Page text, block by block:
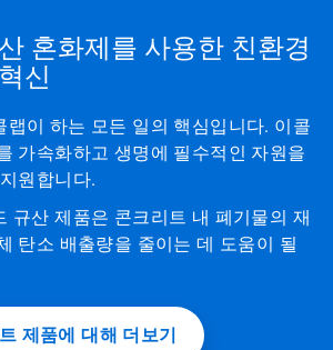
혼화제를 사용한 친환경
신
랩이 하는 모든 일의 핵심입니다. 이콜
가속화하고 생명에 필수적인 자원을
원합니다.
규산 제품은 콘크리트 내 폐기물의 재
탄소 배출량을 줄이는 데 도움이 될
제품에 대해 더보기